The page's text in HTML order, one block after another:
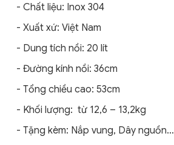
- Chất liệu: Inox 304
- Xuất xứ: Việt Nam
- Dung tích nồi: 20 lít
- Đường kính nồi: 36cm
- Tổng chiều cao: 53cm
- Khối lượng: từ 12,6 – 13,2kg
- Tặng kèm: Nắp vung, Dây nguồn…